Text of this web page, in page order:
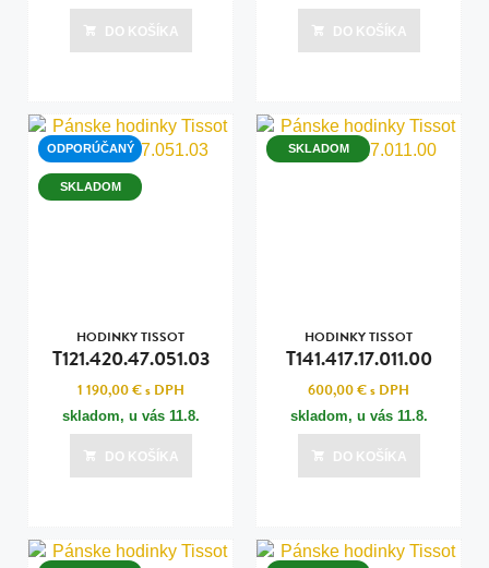
DO KOŠÍKA DO KOŠÍKA
ODPORÚČANÝ
SKLADOM
HODINKY TISSOT
T121.420.47.051.03
1 190,00 €s DPH
skladom, u vás 11.8.
DO KOŠÍKA
SKLADOM
HODINKY TISSOT
T141.417.17.011.00
600,00 €s DPH
skladom, u vás 11.8.
DO KOŠÍKA